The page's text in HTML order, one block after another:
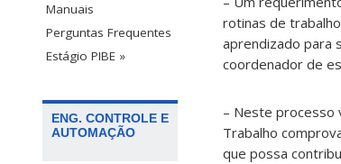
Manuais
Perguntas Frequentes
Estágio PIBE »
ENG. CONTROLE E
AUTOMAÇÃO
rotinas de
aprendizado para
coordenador de
– Neste processo
Trabalho
que possa